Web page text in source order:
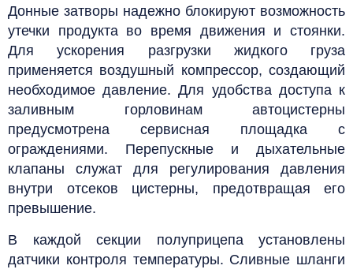
Донные затворы надежно блокируют возможность
утечки продукта во время движения и стоянки.
Для ускорения разгрузки жидкого груза
применяется воздушный компрессор, создающий
необходимое давление.Для удобства доступа к
заливным горловинам автоцистерны
предусмотрена сервисная площадка с
ограждениями. Перепускные и дыхательные
клапаны служат для регулирования давления
внутри отсеков цистерны, предотвращая его
превышение.
В каждой секции полуприцепа установлены
датчики контроля температуры. Сливные шланги